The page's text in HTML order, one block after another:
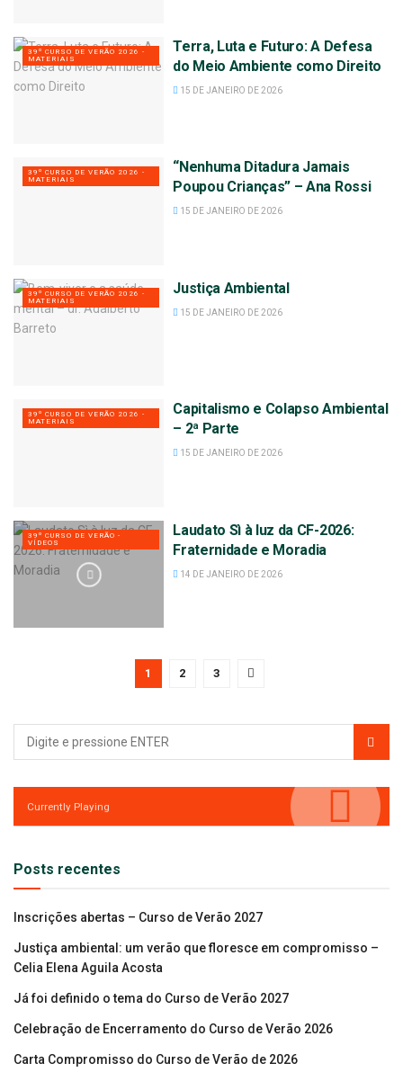
39º CURSO DE VERÃO 2026 -
MATERIAIS
Terra, Luta e Futuro: A Defesa
do Meio Ambiente como Direito
15 DE JANEIRO DE 2026
39º CURSO DE VERÃO 2026 -
MATERIAIS
“Nenhuma Ditadura Jamais
Poupou Crianças” – Ana Rossi
15 DE JANEIRO DE 2026
39º CURSO DE VERÃO 2026 -
MATERIAIS
Justiça Ambiental
15 DE JANEIRO DE 2026
39º CURSO DE VERÃO 2026 -
MATERIAIS
Capitalismo e Colapso Ambiental
– 2ª Parte
15 DE JANEIRO DE 2026
39º CURSO DE VERÃO -
VÍDEOS
Laudato Sì à luz da CF-2026:
Fraternidade e Moradia
14 DE JANEIRO DE 2026
1 2 3
Currently Playing
Posts recentes
Inscrições abertas – Curso de Verão 2027
Justiça ambiental: um verão que floresce em compromisso –
Celia Elena Aguila Acosta
Já foi definido o tema do Curso de Verão 2027
Celebração de Encerramento do Curso de Verão 2026
Carta Compromisso do Curso de Verão de 2026